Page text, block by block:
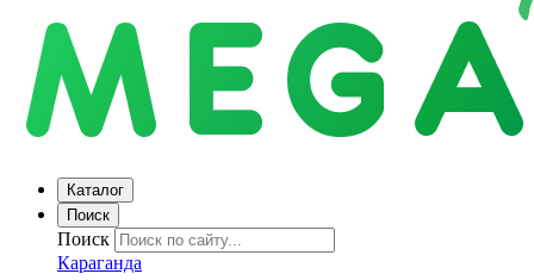
Каталог
Поиск
Поиск
Караганда